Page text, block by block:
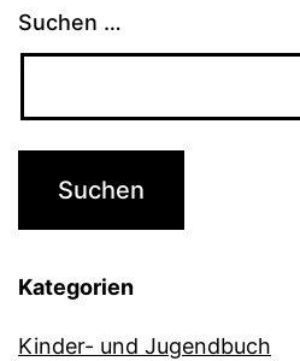
Suchen …
Kategorien
Kinder- und Jugendbuch